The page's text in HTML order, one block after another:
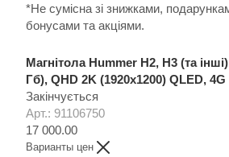
*Не сумісна зі знижками,
бонусами та акціями.
Магнітола Hummer H2, H3 (та
Гб), QHD 2K (1920x1200) QLED,
Закінчується
Арт.: 91106750
17 000.00
Варианты цен